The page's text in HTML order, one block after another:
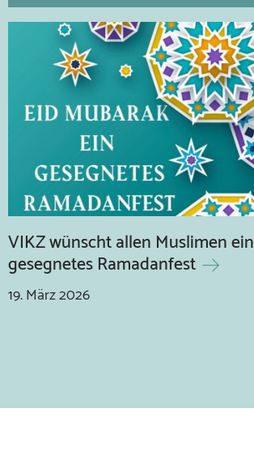
VIKZ wünscht allen Muslimen ein
gesegnetes Ramadanfest
19.März2026